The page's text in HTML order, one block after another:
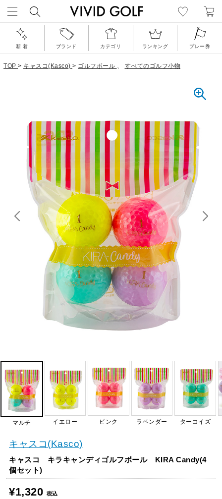
新 着 ブランド カテゴリ ランキング プレー券
TOP > キャスコ(Kasco) > ゴルフボール 、 すべてのゴルフ小物
マルチ イエロー ピンク ラベンダー ターコイズ
キャスコ(Kasco)
キャスコ キラキャンディゴルフボール KIRA Candy(4
個セット)
¥1,320 税込